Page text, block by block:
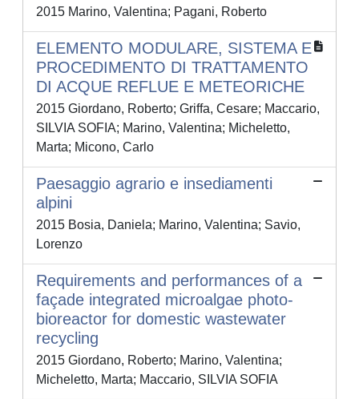
2015 Marino, Valentina; Pagani, Roberto
ELEMENTO MODULARE, SISTEMA E
PROCEDIMENTO DI TRATTAMENTO
DI ACQUE REFLUE E METEORICHE
2015 Giordano, Roberto; Griffa, Cesare; Maccario,
SILVIA SOFIA; Marino, Valentina; Micheletto,
Marta; Micono, Carlo
Paesaggio agrario e insediamenti
alpini
2015 Bosia, Daniela; Marino, Valentina; Savio,
Lorenzo
Requirements and performances of a
façade integrated microalgae photo-
bioreactor for domestic wastewater
recycling
2015 Giordano, Roberto; Marino, Valentina;
Micheletto, Marta; Maccario, SILVIA SOFIA